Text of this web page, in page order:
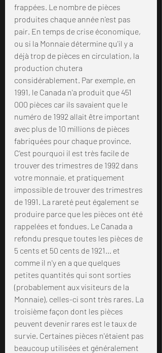
frappées. Le nombre de pièces
produites chaque année n'est pas
pair. En temps de crise économique,
ou si la Monnaie détermine qu'il y a
déjà trop de pièces en circulation, la
production chutera
considérablement. Par exemple, en
1991, le Canada n'a produit que 451
000 pièces car ils savaient que le
numéro de 1992 allait être important
avec plus de 10 millions de pièces
fabriquées pour chaque province.
C'est pourquoi il est très facile de
trouver des trimestres de 1992 dans
votre monnaie, et pratiquement
impossible de trouver des trimestres
de 1991. La rareté peut également se
produire parce que les pièces ont été
rappelées et fondues. Le Canada a
refondu presque toutes les pièces de
5 cents et 50 cents de 1921... et
comme il n'y en a que quelques
petites quantités qui sont sorties
(probablement aux visiteurs de la
Monnaie), celles-ci sont très rares. La
troisième façon dont les pièces
peuvent devenir rares est le taux de
survie. Certaines pièces n'étaient pas
beaucoup utilisées et généralement